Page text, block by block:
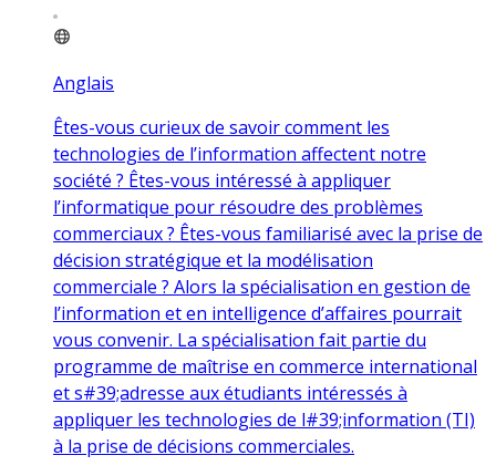
Anglais
Êtes-vous curieux de savoir comment les
technologies de l’information affectent notre
société ? Êtes-vous intéressé à appliquer
l’informatique pour résoudre des problèmes
commerciaux ? Êtes-vous familiarisé avec la prise de
décision stratégique et la modélisation
commerciale ? Alors la spécialisation en gestion de
l’information et en intelligence d’affaires pourrait
vous convenir. La spécialisation fait partie du
programme de maîtrise en commerce international
et s#39;adresse aux étudiants intéressés à
appliquer les technologies de l#39;information (TI)
à la prise de décisions commerciales.